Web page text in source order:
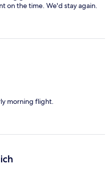
on the time. We'd stay again.
morning flight.